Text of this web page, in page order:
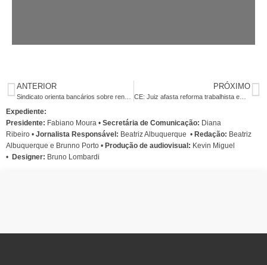
ANTERIOR PRÓXIMO
CE: Juiz afasta reforma trabalhista em caso de incorporação de função na Caixa
Expediente:
Presidente: Fabiano Moura • Secretária de Comunicação: Diana
Ribeiro • Jornalista Responsável: Beatriz Albuquerque • Redação: Beatriz
Albuquerque e Brunno Porto • Produção de audiovisual: Kevin Miguel
• Designer: Bruno Lombardi